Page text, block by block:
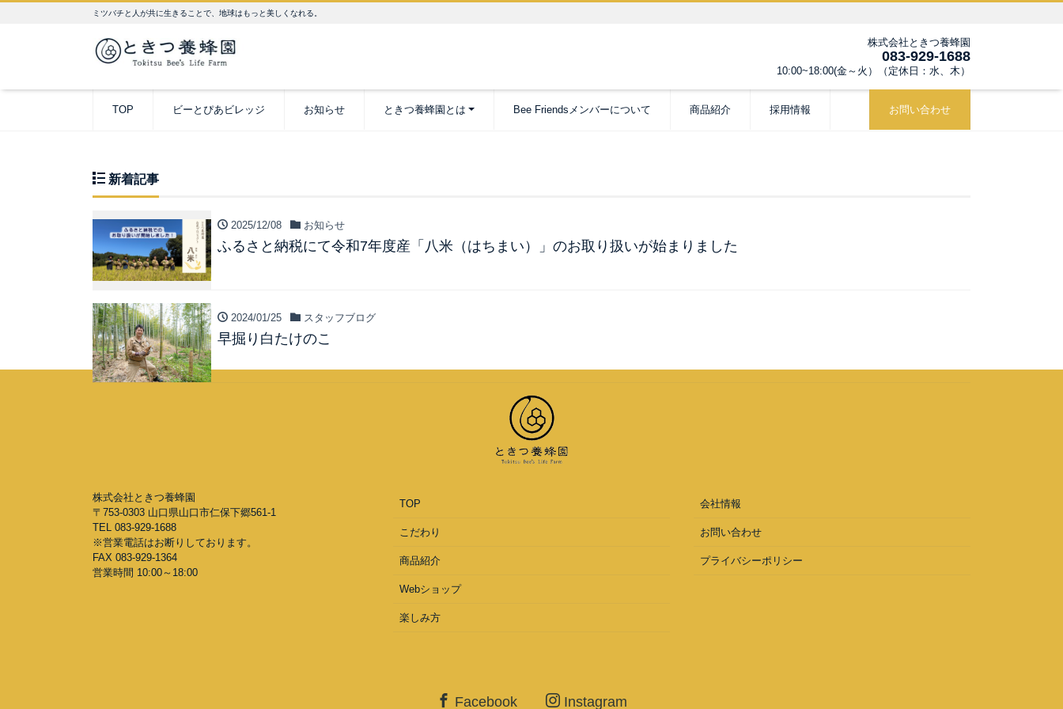
ミツバチと人が共に生きることで、地球はもっと美しくなれる。
株式会社ときつ養蜂園
083-929-1688
10:00~18:00(金～火）（定休日：水、木）
TOP ビーとぴあビレッジ お知らせ ときつ養蜂園とは Bee Friendsメンバーについて 商品紹介 採用情報 お問い合わせ
新着記事
2025/12/08 お知らせ
ふるさと納税にて令和7年度産「八米（はちまい）」のお取り扱いが始まりました
2024/01/25 スタッフブログ
早掘り白たけのこ
株式会社ときつ養蜂園
〒753-0303 山口県山口市仁保下郷561-1
TEL 083-929-1688
※営業電話はお断りしております。
FAX 083-929-1364
営業時間 10:00～18:00
TOP
こだわり
商品紹介
Webショップ
楽しみ方
会社情報
お問い合わせ
プライバシーポリシー
Facebook Instagram